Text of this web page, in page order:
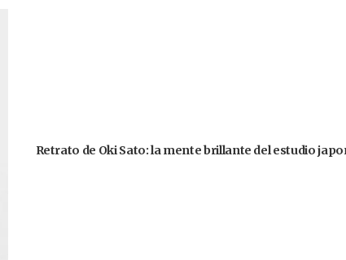
Retrato de Oki Sato: la mente brillante del estudio